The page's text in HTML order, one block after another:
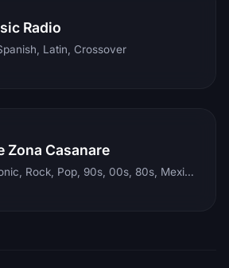
Radio
Latin, Crossover
Zona Casanare
Electronic, Rock, Pop, 90s, 00s, 80s, Mexican, Ranchera, Reggaeton, Instrumental, Salsa, Merengue, Tropical, Romantic, Vallenato, Llanera